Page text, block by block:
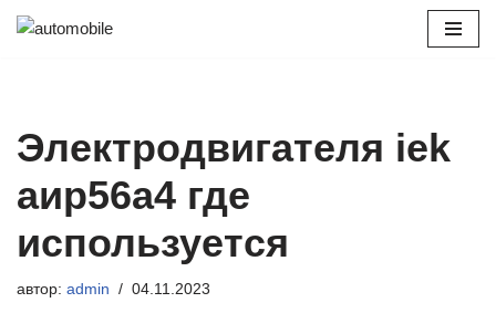
Электродвигателя iek
аир56а4 где
используется
автор: admin 04.11.2023